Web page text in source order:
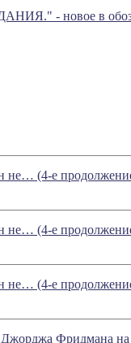
- новое в
(4-е
(4-е
(4-е
Фридмана